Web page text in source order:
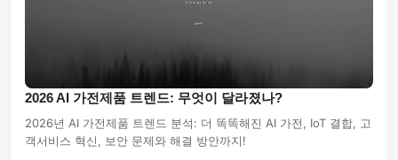
2026 AI 가전제품 트렌드: 무엇이 달라졌나?
2026년 AI 가전제품 트렌드 분석: 더 똑똑해진 AI 가전, IoT 결합, 고
객서비스 혁신, 보안 문제와 해결 방안까지!